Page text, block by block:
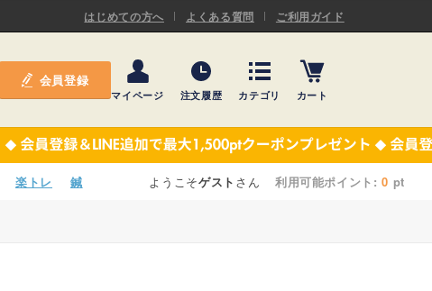
はじめての方へ よくある質問 ご利用ガイド
会員登録
マイページ 注文履歴 カテゴリ
ASキネシオロジーテープ
カート
楽トレ 鍼 ようこそゲスト さん 利用可能ポイント:0 pt
機材・機材消耗品
テーピング
施術ベッド・マクラ